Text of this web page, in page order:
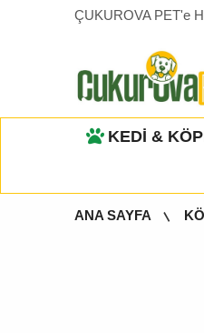
ÇUKUROVA PET'e
KEDİ &
ANA SAYFA